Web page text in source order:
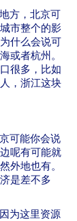
方，北京可
市整个的影
什么会说可
或者杭州。
很多，比如
，浙江这块
可能你会说
呢有可能就
外地也有。
是差不多
为这里资源